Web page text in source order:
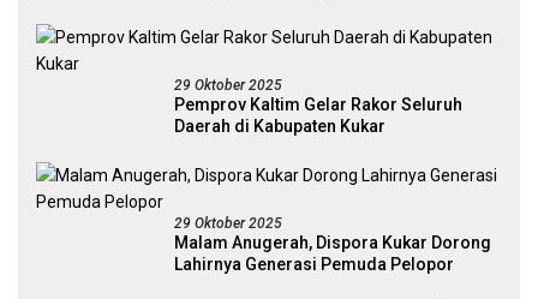
29 Oktober 2025
Pemprov Kaltim Gelar Rakor Seluruh
Daerah di Kabupaten Kukar
29 Oktober 2025
Malam Anugerah, Dispora Kukar Dorong
Lahirnya Generasi Pemuda Pelopor